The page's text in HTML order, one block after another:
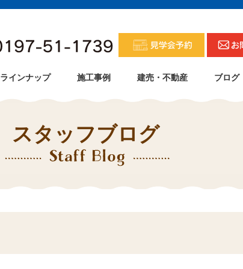
ラインナップ 施工事例 建売・不動産 ブログ
スタッフブログ